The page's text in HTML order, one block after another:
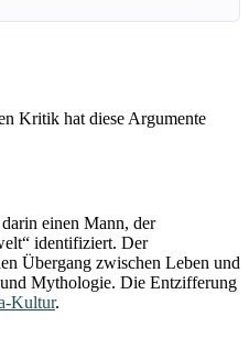
Kritik hat diese Argumente
einen Mann, der
identifiziert. Der
Übergang zwischen Leben und
Mythologie. Die Entzifferung
Kultur.